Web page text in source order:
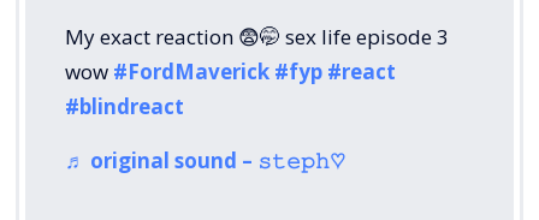
My exact reaction 😨🤭 sex life episode 3
wow #FordMaverick #fyp #react
#blindreact
♬ original sound – 𝚜𝚝𝚎𝚙𝚑♡